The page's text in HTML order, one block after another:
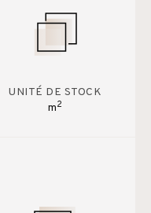
UNITÉ DE STOCK
m2